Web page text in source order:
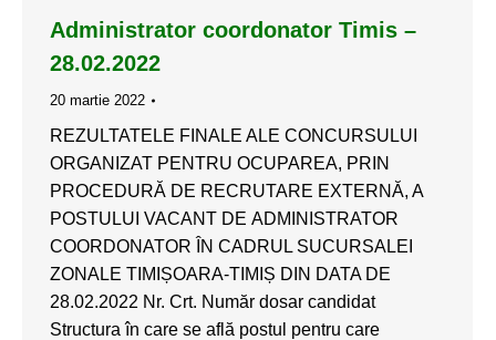
Administrator coordonator Timis –
28.02.2022
20 martie 2022
REZULTATELE FINALE ALE CONCURSULUI
ORGANIZAT PENTRU OCUPAREA, PRIN
PROCEDURĂ DE RECRUTARE EXTERNĂ, A
POSTULUI VACANT DE ADMINISTRATOR
COORDONATOR ÎN CADRUL SUCURSALEI
ZONALE TIMIȘOARA-TIMIȘ DIN DATA DE
28.02.2022 Nr. Crt. Număr dosar candidat
Structura în care se află postul pentru care